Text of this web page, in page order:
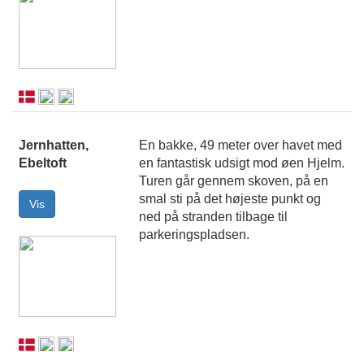
Jernhatten,
Ebeltoft
En bakke, 49 meter over havet med
en fantastisk udsigt mod øen Hjelm.
Turen går gennem skoven, på en
smal sti på det højeste punkt og
ned på stranden tilbage til
parkeringspladsen.